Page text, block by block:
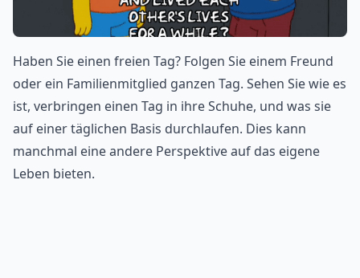
Haben Sie einen freien Tag? Folgen Sie einem Freund
oder ein Familienmitglied ganzen Tag. Sehen Sie wie es
ist, verbringen einen Tag in ihre Schuhe, und was sie
auf einer täglichen Basis durchlaufen. Dies kann
manchmal eine andere Perspektive auf das eigene
Leben bieten.